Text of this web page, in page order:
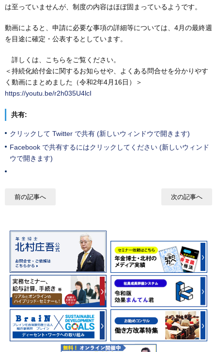
は至っていませんが、制度の内容はほぼ固まっているようです。
動画によると、申請に必要な事項の詳細等については、4月の最終週
を目途に確定・公表するとしています。
詳しくは、こちらをご覧ください。
＜持続化給付金に関するお知らせや、よくある問合せを分かりやす
く動画にまとめました（令和2年4月16日）＞
https://youtu.be/r2h035U4lcI
共有:
クリックして Twitter で共有 (新しいウィンドウで開きます)
Facebook で共有するにはクリックしてください (新しいウィンド
ウで開きます)
前の記事へ 次の記事へ